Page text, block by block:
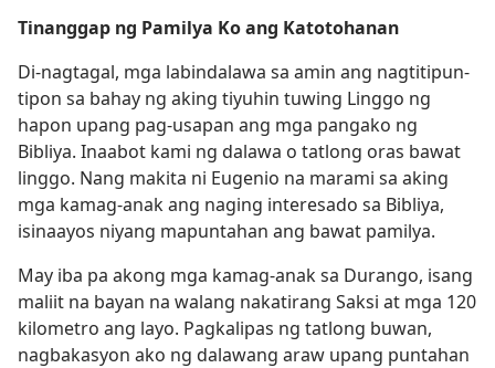
Tinanggap ng Pamilya Ko ang Katotohanan
Di-nagtagal, mga labindalawa sa amin ang nagtitipun-
tipon sa bahay ng aking tiyuhin tuwing Linggo ng
hapon upang pag-usapan ang mga pangako ng
Bibliya. Inaabot kami ng dalawa o tatlong oras bawat
linggo. Nang makita ni Eugenio na marami sa aking
mga kamag-anak ang naging interesado sa Bibliya,
isinaayos niyang mapuntahan ang bawat pamilya.
May iba pa akong mga kamag-anak sa Durango, isang
maliit na bayan na walang nakatirang Saksi at mga 120
kilometro ang layo. Pagkalipas ng tatlong buwan,
nagbakasyon ako ng dalawang araw upang puntahan